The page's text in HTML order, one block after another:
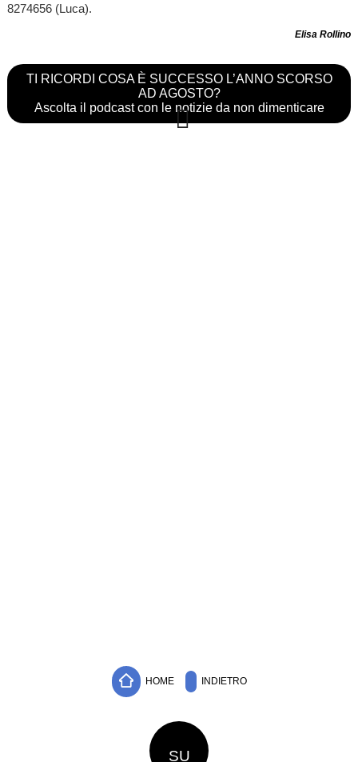
8274656 (Luca).
Elisa Rollino
TI RICORDI COSA È SUCCESSO L’ANNO SCORSO
AD AGOSTO?
Ascolta il podcast con le notizie da non dimenticare
HOME INDIETRO
SU